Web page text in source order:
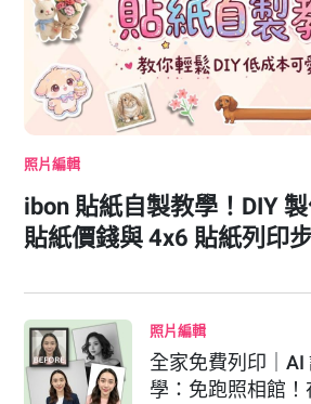
照片編輯
ibon 貼紙自製教學！DIY
貼紙價錢與 4x6 貼紙列印
照片編輯
全家免費列印｜AI
學：免跑照相館